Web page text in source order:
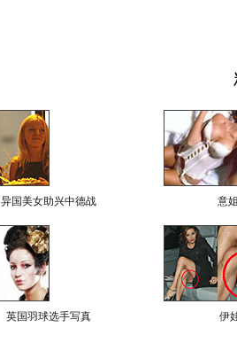
异国美女助兴中德战 意
英国羽球选手写真 伊